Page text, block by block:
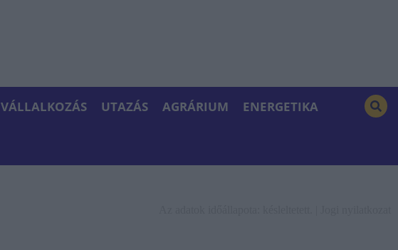
VÁLLALKOZÁS UTAZÁS AGRÁRIUM ENERGETIKA